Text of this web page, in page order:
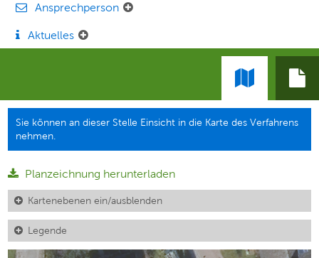
Ansprechperson
Aktuelles
Sie können an dieser Stelle Einsicht in die Karte des Verfahrens
nehmen.
Planzeichnung herunterladen
Kartenebenen ein/ausblenden
Legende